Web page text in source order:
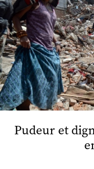
Pudeur et